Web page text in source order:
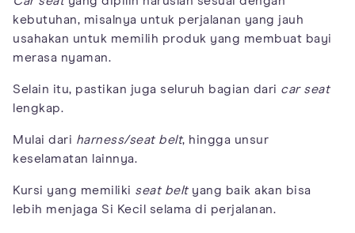
kebutuhan, misalnya untuk perjalanan yang jauh
usahakan untuk memilih produk yang membuat bayi
merasa nyaman.
Selain itu, pastikan juga seluruh bagian dari car seat
lengkap.
Mulai dari harness/seat belt, hingga unsur
keselamatan lainnya.
Kursi yang memiliki seat beltyang baik akan bisa
lebih menjaga Si Kecil selama di perjalanan.